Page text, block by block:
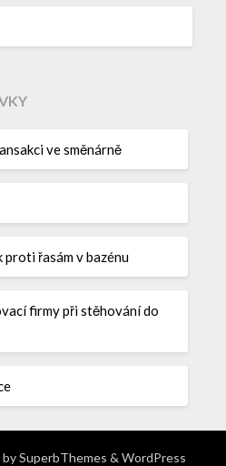
ve směnárně
řasám v bazénu
firmy při stěhování do
bySuperbThemes & WordPress